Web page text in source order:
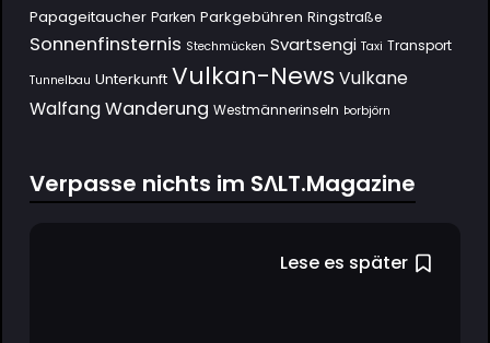
Papageitaucher Parken Parkgebühren Ringstraße
Sonnenfinsternis Stechmücken Svartsengi Taxi Transport
Tunnelbau Unterkunft Vulkan-News Vulkane
Walfang Wanderung Westmännerinseln Þorbjörn
Verpasse nichts im SΛLT.Magazine
Lese es später